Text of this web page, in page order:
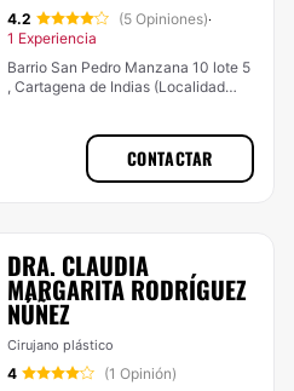
4.2 (5 Opiniones)·
1 Experiencia
Barrio San Pedro Manzana 10 lote 5
, Cartagena de Indias (Localidad
CONTACTAR
DRA. CLAUDIA
MARGARITA RODRÍGUEZ
NÚÑEZ
Cirujano plástico
4
(1 Opinión)